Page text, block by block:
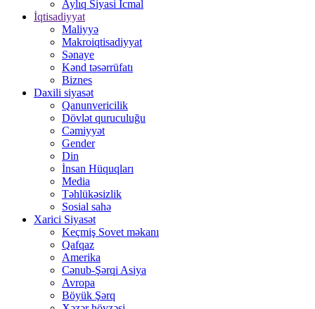
Aylıq Siyasi İcmal
İqtisadiyyat
Maliyyə
Makroiqtisadiyyat
Sənaye
Kənd təsərrüfatı
Biznes
Daxili siyasət
Qanunvericilik
Dövlət quruculuğu
Cəmiyyət
Gender
Din
İnsan Hüquqları
Media
Təhlükəsizlik
Sosial sahə
Xarici Siyasət
Keçmiş Sovet məkanı
Qafqaz
Amerika
Cənub-Şərqi Asiya
Avropa
Böyük Şərq